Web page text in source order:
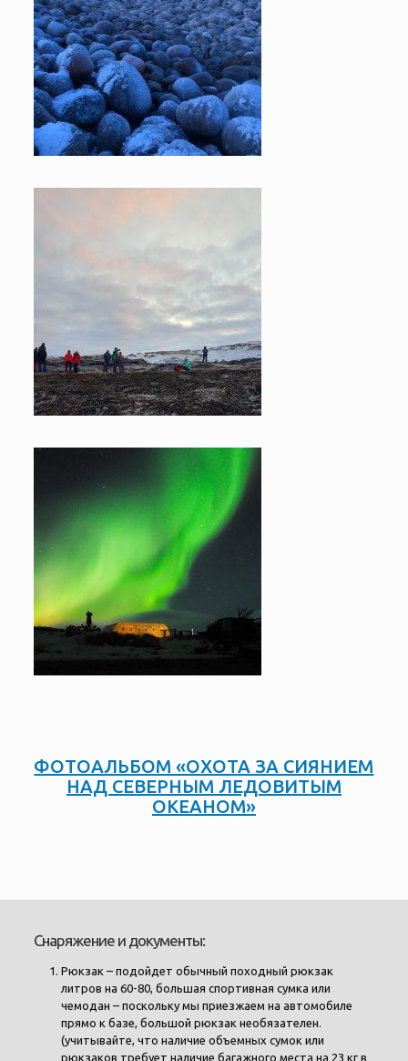
ФОТОАЛЬБОМ «ОХОТА ЗА СИЯНИЕМ
НАД СЕВЕРНЫМ ЛЕДОВИТЫМ
ОКЕАНОМ»
Снаряжение и документы:
Рюкзак – подойдет обычный походный рюкзак
литров на 60-80, большая спортивная сумка или
чемодан – поскольку мы приезжаем на автомобиле
прямо к базе, большой рюкзак необязателен.
(учитывайте, что наличие объемных сумок или
рюкзаков требует наличие багажного места на 23 кг в